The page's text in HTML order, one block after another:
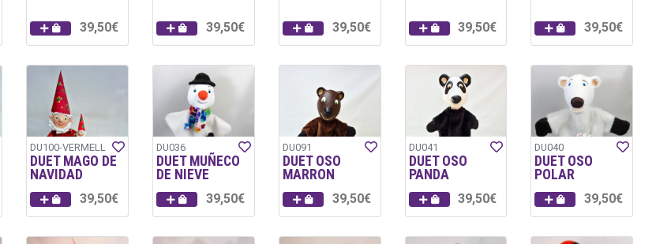
39,50€ 39,50€ 39,50€ 39,50€ 39,50€
DU100-VERMELL
DUET MAGO DE
NAVIDAD
39,50€
DU036
DUET MUÑECO
DE NIEVE
39,50€
DU091
DUET OSO
MARRON
39,50€
DU041
DUET OSO
PANDA
39,50€
DU040
DUET OSO
POLAR
39,50€